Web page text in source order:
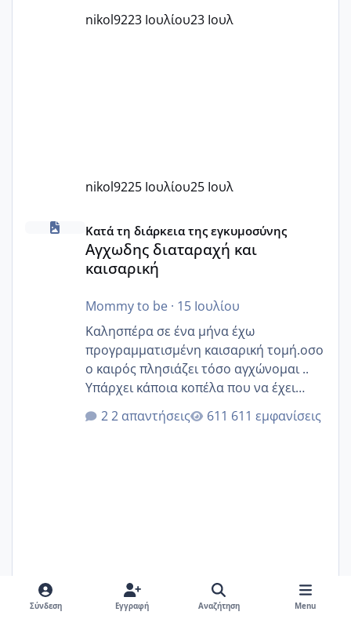
nikol9223 Ιουλίου23 Ιουλ
nikol9225 Ιουλίου25 Ιουλ
Αγχωδης διαταραχή και καισαρική
Κατά τη διάρκεια της εγκυμοσύνης
Αγχωδης διαταραχή και
καισαρική
Mommy to be· 15 Ιουλίου
Καλησπέρα σε ένα μήνα έχω
προγραμματισμένη καισαρική τομή.οσο
ο καιρός πλησιάζει τόσο αγχώνομαι ..
Υπάρχει κάποια κοπέλα που να έχει
παρόμοιο ιστορικό να μας πει την
εμπειρία της;Να σημειώσω είναι η
2 απαντήσεις 611 εμφανίσεις
Σύνδεση Εγγραφή Αναζήτηση Menu